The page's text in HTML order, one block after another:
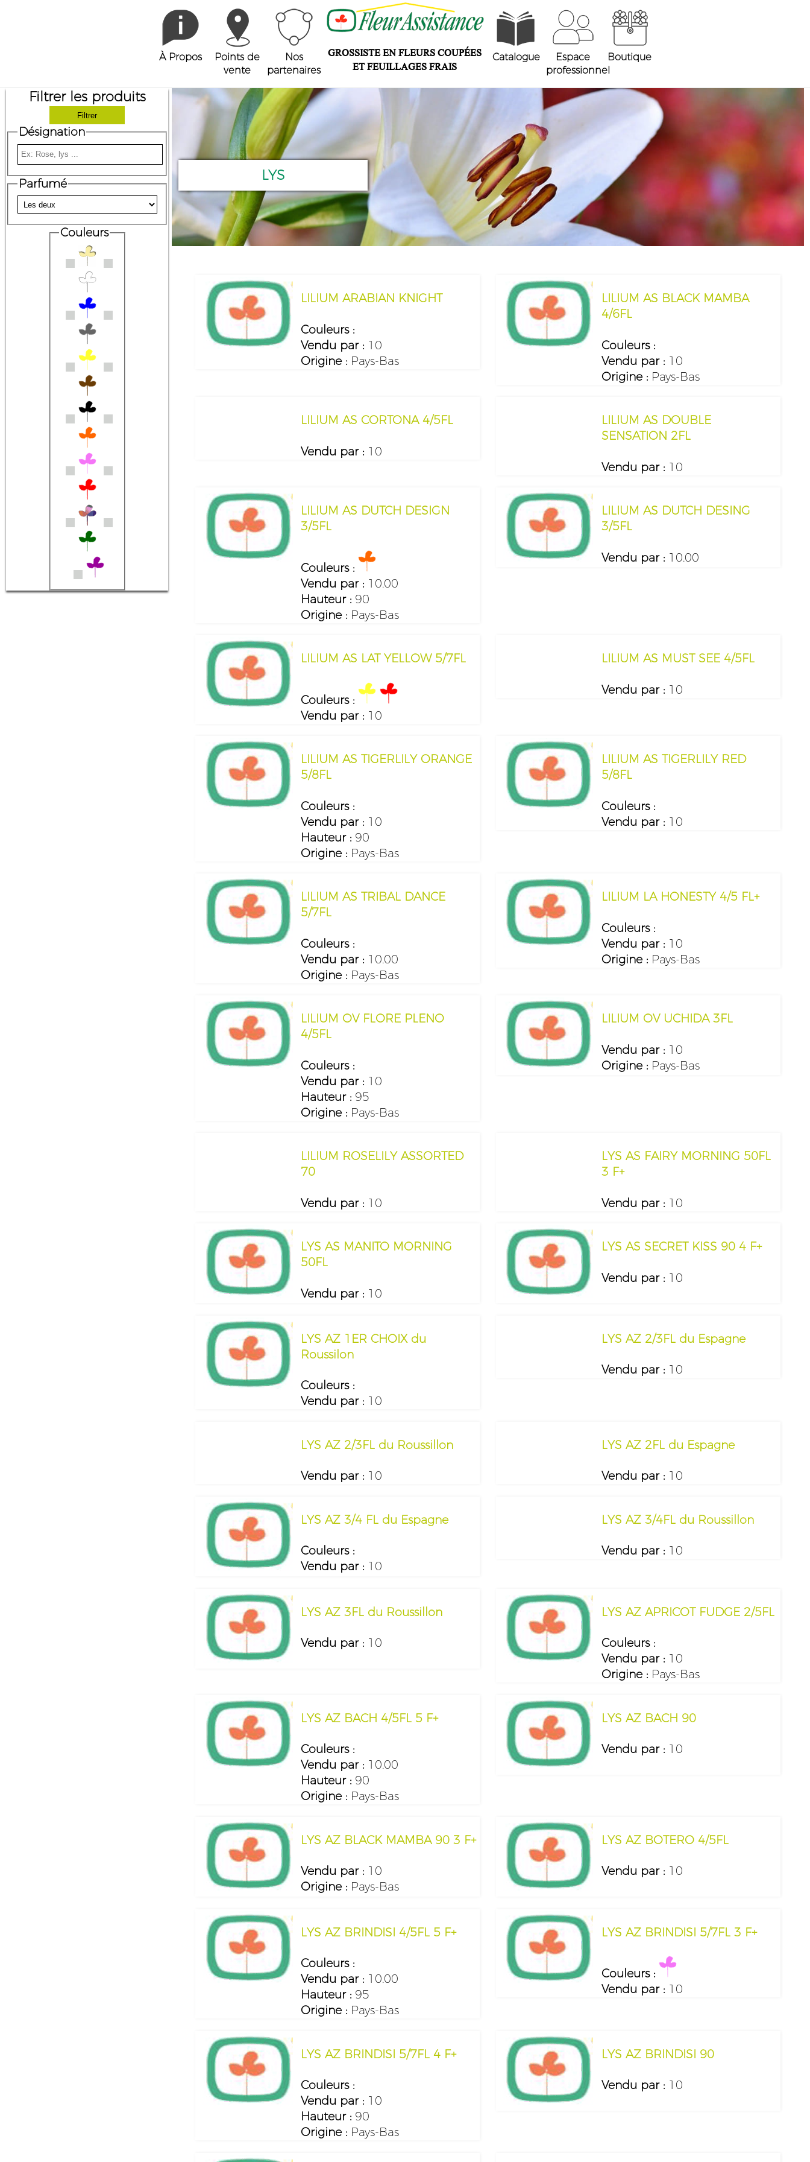
À Propos
Points de
vente
Nos
partenaires
GROSSISTE EN FLEURS COUPÉES
ET FEUILLAGES FRAIS
Catalogue
Espace
professionnel
Boutique
Filtrer les produits
Désignation
Parfumé
Couleurs
LYS
LILIUM ARABIAN KNIGHT
Couleurs :
Vendu par : 10
Origine : Pays-Bas
LILIUM AS BLACK MAMBA
4/6FL
Couleurs :
Vendu par : 10
Origine : Pays-Bas
LILIUM AS CORTONA 4/5FL
Vendu par : 10
LILIUM AS DOUBLE
SENSATION 2FL
Vendu par : 10
LILIUM AS DUTCH DESIGN
3/5FL
Couleurs :
Vendu par : 10.00
Hauteur : 90
Origine : Pays-Bas
LILIUM AS DUTCH DESING
3/5FL
Vendu par : 10.00
LILIUM AS LAT YELLOW 5/7FL
Couleurs :
Vendu par : 10
LILIUM AS MUST SEE 4/5FL
Vendu par : 10
LILIUM AS TIGERLILY ORANGE
5/8FL
Couleurs :
Vendu par : 10
Hauteur : 90
Origine : Pays-Bas
LILIUM AS TIGERLILY RED
5/8FL
Couleurs :
Vendu par : 10
LILIUM AS TRIBAL DANCE
5/7FL
Couleurs :
Vendu par : 10.00
Origine : Pays-Bas
LILIUM LA HONESTY 4/5 FL+
Couleurs :
Vendu par : 10
Origine : Pays-Bas
LILIUM OV FLORE PLENO
4/5FL
Couleurs :
Vendu par : 10
Hauteur : 95
Origine : Pays-Bas
LILIUM OV UCHIDA 3FL
Vendu par : 10
Origine : Pays-Bas
LILIUM ROSELILY ASSORTED
70
Vendu par : 10
LYS AS FAIRY MORNING 50FL
3 F+
Vendu par : 10
LYS AS MANITO MORNING
50FL
Vendu par : 10
LYS AS SECRET KISS 90 4 F+
Vendu par : 10
LYS AZ 1ER CHOIX du
Roussilon
Couleurs :
Vendu par : 10
LYS AZ 2/3FL du Espagne
Vendu par : 10
LYS AZ 2/3FL du Roussillon
Vendu par : 10
LYS AZ 2FL du Espagne
Vendu par : 10
LYS AZ 3/4 FL du Espagne
Couleurs :
Vendu par : 10
LYS AZ 3/4FL du Roussillon
Vendu par : 10
LYS AZ 3FL du Roussillon
Vendu par : 10
LYS AZ APRICOT FUDGE 2/5FL
Couleurs :
Vendu par : 10
Origine : Pays-Bas
LYS AZ BACH 4/5FL 5 F+
Couleurs :
Vendu par : 10.00
Hauteur : 90
Origine : Pays-Bas
LYS AZ BACH 90
Vendu par : 10
LYS AZ BLACK MAMBA 90 3 F+
Vendu par : 10
Origine : Pays-Bas
LYS AZ BOTERO 4/5FL
Vendu par : 10
LYS AZ BRINDISI 4/5FL 5 F+
Couleurs :
Vendu par : 10.00
Hauteur : 95
Origine : Pays-Bas
LYS AZ BRINDISI 5/7FL 3 F+
Couleurs :
Vendu par : 10
LYS AZ BRINDISI 5/7FL 4 F+
Couleurs :
Vendu par : 10
Hauteur : 90
Origine : Pays-Bas
LYS AZ BRINDISI 90
Vendu par : 10